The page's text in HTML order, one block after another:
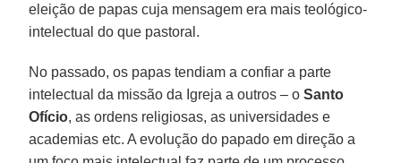
eleição de papas cuja mensagem era mais teológico-
intelectual do que pastoral.
No passado, os papas tendiam a confiar a parte
intelectual da missão da Igreja a outros – oSanto
Ofício, as ordens religiosas, as universidades e
academias etc. A evolução do papado em direção a